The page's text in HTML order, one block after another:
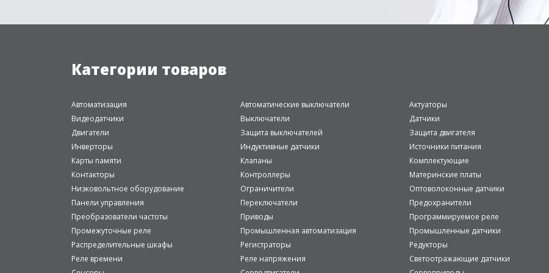
Категории товаров
Автоматизация Автоматические выключатели Актуаторы
Видеодатчики
Выключатели Датчики
Двигатели
Защита выключателей Защита двигателя
Инверторы
Индуктивные датчики Источники питания
Карты памяти
Клапаны Комплектующие
Контакторы
Контроллеры Материнские платы
Низковольтное оборудование
Ограничители Оптоволоконные датчики
Панели управления
Переключатели Предохранители
Преобразователи частоты
Приводы Программируемое реле
Промежуточные реле
Промышленная автоматизация Промышленные датчики
Распределительные шкафы
Регистраторы Редукторы
Реле времени
Реле напряжения Светоотражающие датчики